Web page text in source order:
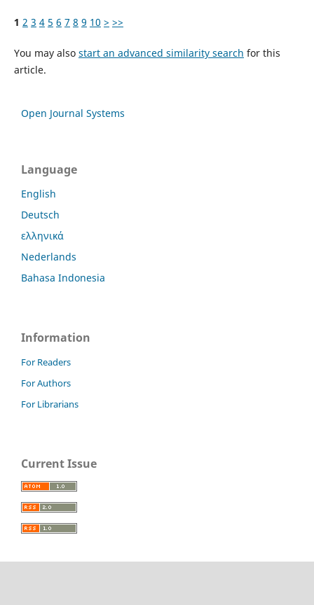
1 2 3 4 5 6 7 8 9 10 > >>
You may also start an advanced similarity search for this
article.
Open Journal Systems
Language
English
Deutsch
ελληνικά
Nederlands
Bahasa Indonesia
Information
For Readers
For Authors
For Librarians
Current Issue